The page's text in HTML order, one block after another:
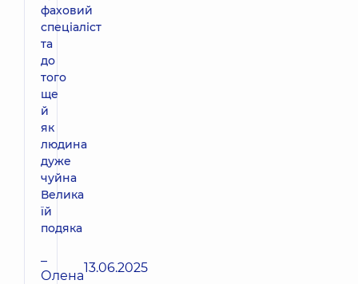
фаховий
спеціаліст
та
до
того
ще
й
як
людина
дуже
чуйна
Велика
їй
подяка
–
Олена13.06.2025